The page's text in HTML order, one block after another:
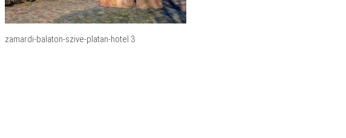
zamardi-balaton-szive-platan-hotel 3